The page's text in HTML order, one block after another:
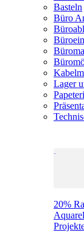
Basteln
Büro
Lager
20%